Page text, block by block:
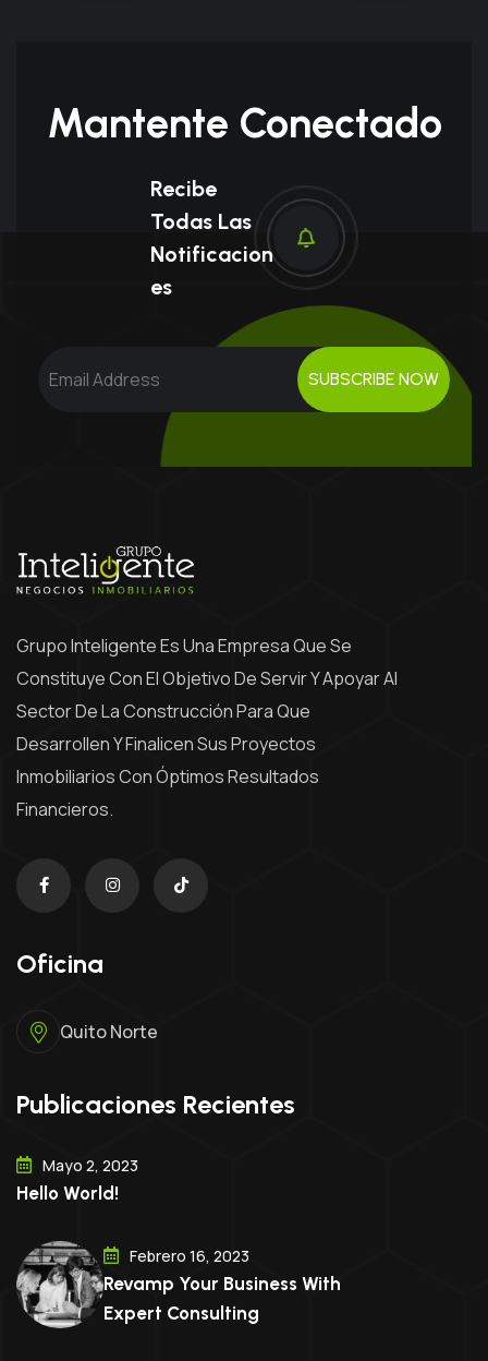
Mantente Conectado
Recibe
Todas Las
Notificacion
Es
SUBSCRIBE NOW
Grupo Inteligente Es Una Empresa Que Se
Constituye Con El Objetivo De Servir Y Apoyar Al
Sector De La Construcción Para Que
Desarrollen Y Finalicen Sus Proyectos
Inmobiliarios Con Óptimos Resultados
Financieros.
Oficina
Quito Norte
Publicaciones Recientes
Mayo 2, 2023
Hello World!
Febrero 16, 2023
Revamp Your Business With
Expert Consulting